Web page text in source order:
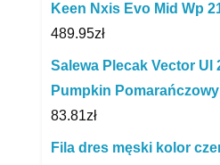
Keen Nxis Evo Mid Wp
489.95zł
Salewa Plecak Vector Ul
Pumpkin Pomarańczowy
83.81zł
Fila dres męski kolor